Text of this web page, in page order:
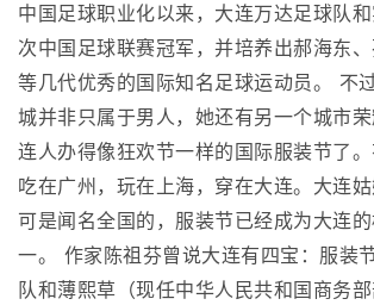
中国足球职业化以来，大连万达足球队
次中国足球联赛冠军，并培养出郝海东
等几代优秀的国际知名足球运动员。 不
城并非只属于男人，她还有另一个城市
连人办得像狂欢节一样的国际服装节了。
吃在广州，玩在上海，穿在大连。大连
可是闻名全国的，服装节已经成为大连
一。 作家陈祖芬曾说大连有四宝：服装
队和薄熙草（现任中华人民共和国商务